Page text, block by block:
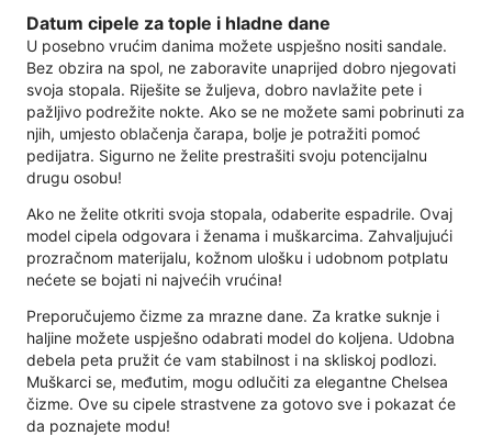
Datum cipele za tople i hladne dane
U posebno vrućim danima možete uspješno nositi sandale.
Bez obzira na spol, ne zaboravite unaprijed dobro njegovati
svoja stopala. Riješite se žuljeva, dobro navlažite pete i
pažljivo podrežite nokte. Ako se ne možete sami pobrinuti za
njih, umjesto oblačenja čarapa, bolje je potražiti pomoć
pedijatra. Sigurno ne želite prestrašiti svoju potencijalnu
drugu osobu!
Ako ne želite otkriti svoja stopala, odaberite espadrile. Ovaj
model cipela odgovara i ženama i muškarcima. Zahvaljujući
prozračnom materijalu, kožnom ulošku i udobnom potplatu
nećete se bojati ni najvećih vrućina!
Preporučujemo čizme za mrazne dane. Za kratke suknje i
haljine možete uspješno odabrati model do koljena. Udobna
debela peta pružit će vam stabilnost i na skliskoj podlozi.
Muškarci se, međutim, mogu odlučiti za elegantne Chelsea
čizme. Ove su cipele strastvene za gotovo sve i pokazat će
da poznajete modu!